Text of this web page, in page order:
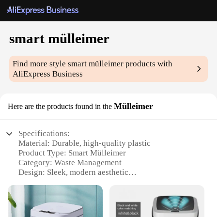
smart mülleimer
Find more stylesmart mülleimer products with
AliExpress Business
Here are the products found in the Mülleimer
Specifications:
Material: Durable, high-quality plastic
Product Type: Smart Mülleimer
Category: Waste Management
Design: Sleek, modern aesthetic
commercial settings
Performance: Efficient waste collection and
organization